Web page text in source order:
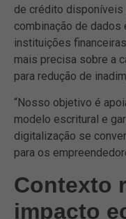
de crédito disponíveis
combinação de
instituições
mais precisa sobre a
para redução de
“Nosso objetivo é
modelo escritural e
digitalização se
para os
Contexto
impacto